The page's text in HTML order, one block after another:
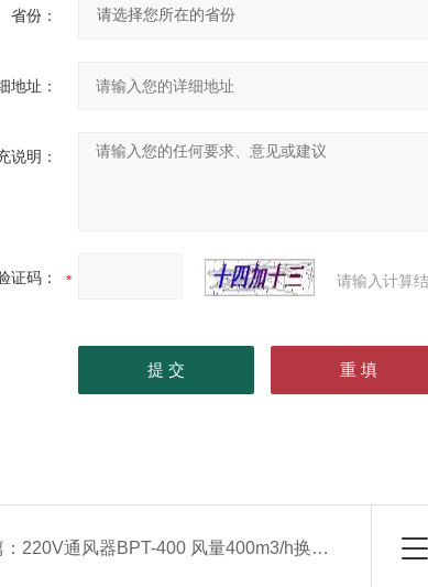
省份：
地址：
说明：
证码： 请输入计算
220V通风器BPT-400 风量400m3/h换气扇